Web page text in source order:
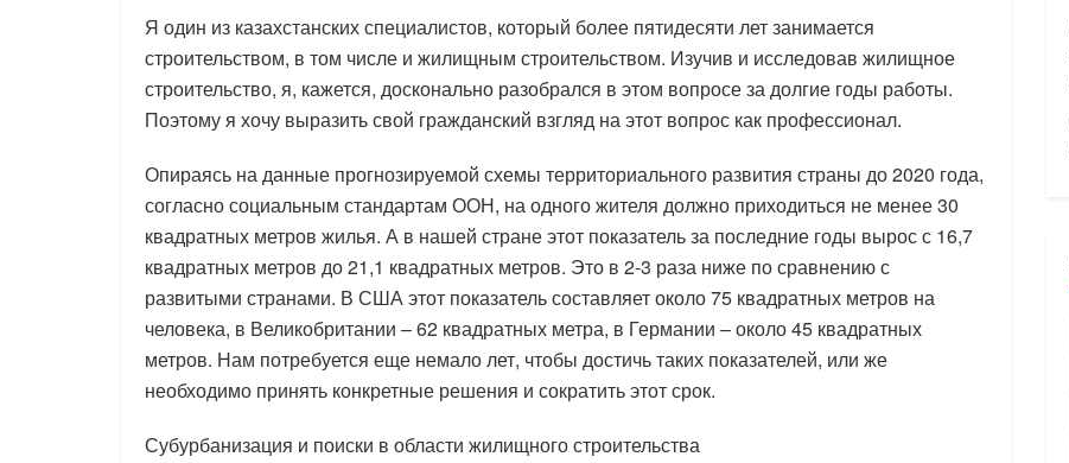
Я один из казахстанских специалистов, который более пятидесяти лет занимается
строительством, в том числе и жилищным строительством. Изучив и исследовав жилищное
строительство, я, кажется, досконально разобрался в этом вопросе за долгие годы работы.
Поэтому я хочу выразить свой гражданский взгляд на этот вопрос как профессионал.
Опираясь на данные прогнозируемой схемы территориального развития страны до 2020 года,
согласно социальным стандартам ООН, на одного жителя должно приходиться не менее 30
квадратных метров жилья. А в нашей стране этот показатель за последние годы вырос с 16,7
квадратных метров до 21,1 квадратных метров. Это в 2-3 раза ниже по сравнению с
развитыми странами. В США этот показатель составляет около 75 квадратных метров на
человека, в Великобритании – 62 квадратных метра, в Германии – около 45 квадратных
метров. Нам потребуется еще немало лет, чтобы достичь таких показателей, или же
необходимо принять конкретные решения и сократить этот срок.
Субурбанизация и поиски в области жилищного строительства